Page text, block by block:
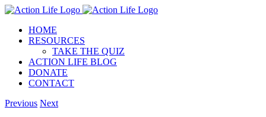
Skip
contentHOME
RESOURCES
TAKE THE QUIZ
ACTION LIFE BLOG
DONATE
CONTACT
Previous Next